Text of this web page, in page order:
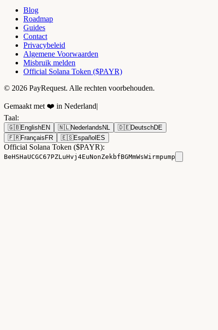
Blog
Roadmap
Guides
Contact
Privacybeleid
Algemene Voorwaarden
Misbruik melden
Official Solana Token ($PAYR)
© 2026 PayRequest. Alle rechten voorbehouden.
Gemaakt met ❤️ in Nederland|
Taal:
🇬🇧EnglishEN 🇳🇱Nederlands NL 🇩🇪DeutschDE
🇫🇷Français FR 🇪🇸Español ES
Official Solana Token ($PAYR):
BeHSHaUCGC67PZLuHvj4EuNonZekbfBGMmWsWirmpump